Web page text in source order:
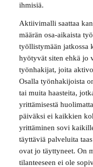
ihmisiä.
Aktiivimalli saattaa
määrän osa-aikaista
työllistymään jatkossa
hyötyvät siten ehkä jo
työnhakijat, joita
Osalla työnhakijoista
tai muita haasteita,
yrittämisestä
päiväksi ei kaikkien
yrittäminen sovi
täyttäviä palveluita
ovat jo täyttyneet. On
tilanteeseen ei ole